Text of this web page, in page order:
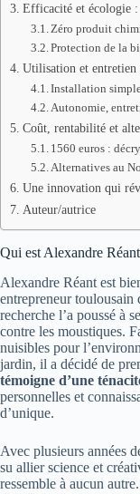
Efficacité et écologie
Zéro produit
Protection de la
Utilisation et
Installation
Autonomie,
Coût, rentabilité et
1560 euros :
Alternatives au
Une innovation qui
Auteur/autrice
Qui est Alexandre
Alexandre Réant est
entrepreneur toulousain
recherche l’a poussé à
contre les moustiques.
nuisibles pour
jardin, il a décidé de
témoigne d’une
personnelles et
d’unique.
Avec plusieurs années
su allier science et
ressemble à aucun